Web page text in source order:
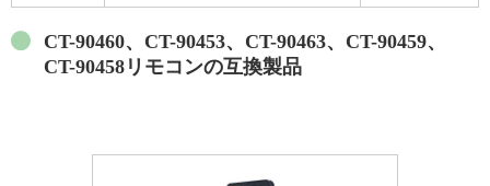
CT-90460、CT-90453、CT-90463、CT-90459、
CT-90458リモコンの互換製品